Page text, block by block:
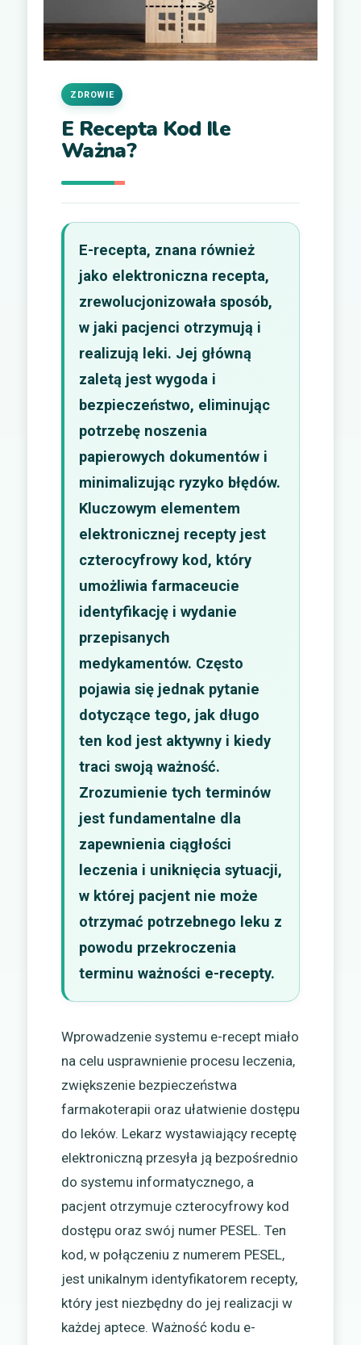
E Recepta Kod Ile
Ważna?
ZDROWIE
E-recepta, znana również
jako elektroniczna recepta,
zrewolucjonizowała sposób,
w jaki pacjenci otrzymują i
realizują leki. Jej główną
zaletą jest wygoda i
bezpieczeństwo, eliminując
potrzebę noszenia
papierowych dokumentów i
minimalizując ryzyko błędów.
Kluczowym elementem
elektronicznej recepty jest
czterocyfrowy kod, który
umożliwia farmaceucie
identyfikację i wydanie
przepisanych
medykamentów. Często
pojawia się jednak pytanie
dotyczące tego, jak długo
ten kod jest aktywny i kiedy
traci swoją ważność.
Zrozumienie tych terminów
jest fundamentalne dla
zapewnienia ciągłości
leczenia i uniknięcia sytuacji,
w której pacjent nie może
otrzymać potrzebnego leku z
powodu przekroczenia
terminu ważności e-recepty.
Wprowadzenie systemu e-recept miało
na celu usprawnienie procesu leczenia,
zwiększenie bezpieczeństwa
farmakoterapii oraz ułatwienie dostępu
do leków. Lekarz wystawiający receptę
elektroniczną przesyła ją bezpośrednio
do systemu informatycznego, a
pacjent otrzymuje czterocyfrowy kod
dostępu oraz swój numer PESEL. Ten
kod, w połączeniu z numerem PESEL,
jest unikalnym identyfikatorem recepty,
który jest niezbędny do jej realizacji w
każdej aptece. Ważność kodu e-